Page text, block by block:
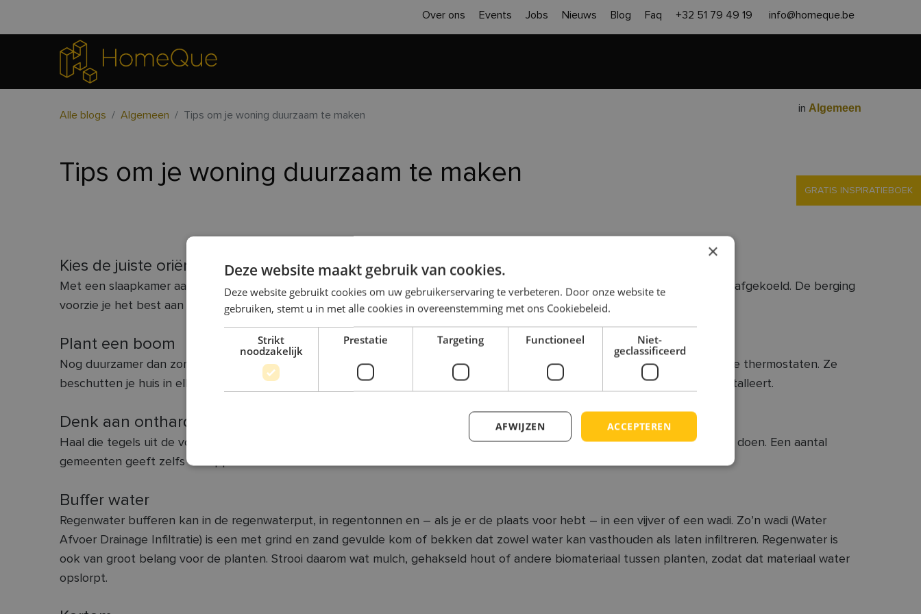
Over ons Events Jobs Nieuws Blog Faq +32 51 79 49 19 info@homeque.be
GRATIS INSPIRATIEBOEK
Alle blogs Algemeen Tips om je woning duurzaam te maken
Tips om je woning duurzaam te maken
in Algemeen
Kies de juiste oriëntatie
Met een slaapkamer aan de oost-zuidoostzijde kan je ‘s ochtends van de zonsopgang genieten. Tegen ’s avonds is de ruimte afgekoeld. De berging
voorzie je het best aan de noordzijde; voor leefruimtes en de badkamer is een zuidelijke oriëntatie ideaal.
Plant een boom
Nog duurzamer dan zonnewering is het planten van één of meerdere bomen. Bomen vangen CO2 op en zijn ideale natuurlijke thermostaten. Ze
beschutten je huis in elk seizoen tegen zon en wind. Hou wel rekening met de inplanting van bomen als je zonnepanelen installeert.
Denk aan ontharding
Haal die tegels uit de voortuin en de kasseien van je oprit. Er zijn al heel wat alternatieven op de markt om aan ontharding te doen. Een aantal
gemeenten geeft zelfs 'stoeppremies'.
Buffer water
Regenwater bufferen kan in de regenwaterput, in regentonnen en – als je er de plaats voor hebt – in een vijver of een wadi. Zo’n wadi (Water
Afvoer Drainage Infiltratie) is een met grind en zand gevulde kom of bekken dat zowel water kan vasthouden als laten infiltreren. Regenwater is
ook van groot belang voor de planten. Strooi daarom wat mulch, gehakseld hout of andere biomateriaal tussen planten, zodat dat materiaal water
opslorpt.
×
Deze website maakt gebruik van cookies.
Deze website gebruikt cookies om uw gebruikerservaring te verbeteren. Door onze website te
gebruiken, stemt u in met alle cookies in overeenstemming met ons Cookiebeleid.
Strikt
noodzakelijk
Prestatie Targeting Functioneel
Niet-
geclassificeerd
ACCEPTEREN
AFWIJZEN